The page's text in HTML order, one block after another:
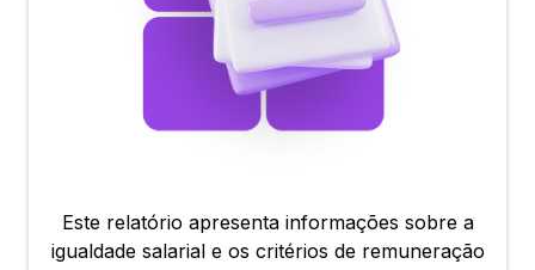
Este relatório apresenta informações sobre a
igualdade salarial e os critérios de remuneração